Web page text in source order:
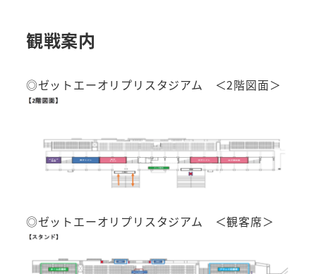
観戦案内
◎ゼットエーオリプリスタジアム ＜2階図面＞
◎ゼットエーオリプリスタジアム ＜観客席＞